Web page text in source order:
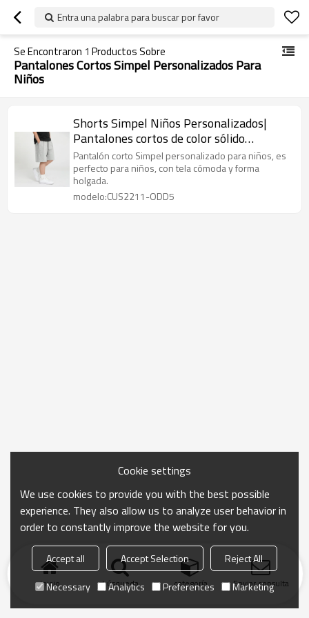
Entra una palabra para buscar por favor
Se Encontraron 1 Productos Sobre
Pantalones Cortos Simpel Personalizados Para
Niños
Shorts Simpel Niños Personalizados|
Pantalones cortos de color sólido
personalizados | Pantalones Cortos
Deportivos Casuales al por mayor
Pantalón corto Simpel personalizado para niños, es
perfecto para niños, con tela cómoda y forma
holgada.
modelo:CUS2211-ODD5
Inicio búsqueda categoría Enviar consulta
Cookie settings
We use cookies to provide you with the best possible
experience. They also allow us to analyze user behavior in
order to constantly improve the website for you.
Accept all Accept Selection
Reject All
Necessary
Analytics Preferences Marketing